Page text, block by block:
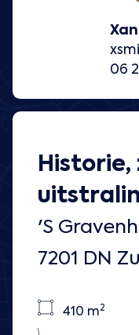
'S
7201 DN
410 m2
06